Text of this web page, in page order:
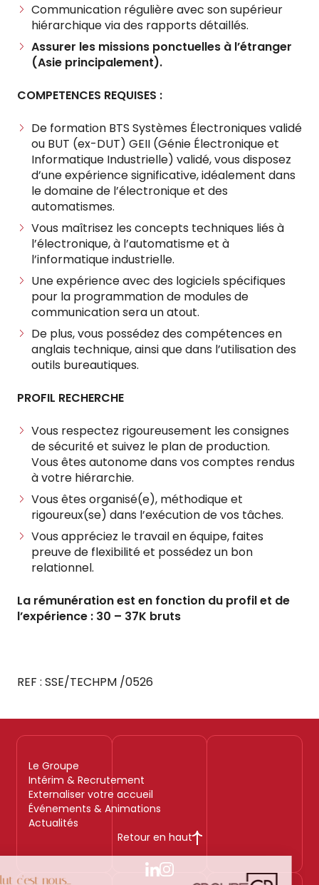
Communication régulière avec son supérieur
hiérarchique via des rapports détaillés.
Assurer les missions ponctuelles à l’étranger
(Asie principalement).
COMPETENCES REQUISES :
De formation BTS Systèmes Électroniques validé
ou BUT (ex-DUT) GEII (Génie Électronique et
Informatique Industrielle) validé, vous disposez
d’une expérience significative, idéalement dans
le domaine de l’électronique et des
automatismes.
Vous maîtrisez les concepts techniques liés à
l’électronique, à l’automatisme et à
l’informatique industrielle.
Une expérience avec des logiciels spécifiques
pour la programmation de modules de
communication sera un atout.
De plus, vous possédez des compétences en
anglais technique, ainsi que dans l’utilisation des
outils bureautiques.
PROFIL RECHERCHE
Vous respectez rigoureusement les consignes
de sécurité et suivez le plan de production.
Vous êtes autonome dans vos comptes rendus
à votre hiérarchie.
Vous êtes organisé(e), méthodique et
rigoureux(se) dans l’exécution de vos tâches.
Vous appréciez le travail en équipe, faites
preuve de flexibilité et possédez un bon
relationnel.
La rémunération est en fonction du profil et de
l’expérience : 30 – 37K bruts
REF : SSE/TECHPM /0526
Le Groupe
Intérim & Recrutement
Externaliser votre accueil
Événements & Animations
Actualités
Retour en haut